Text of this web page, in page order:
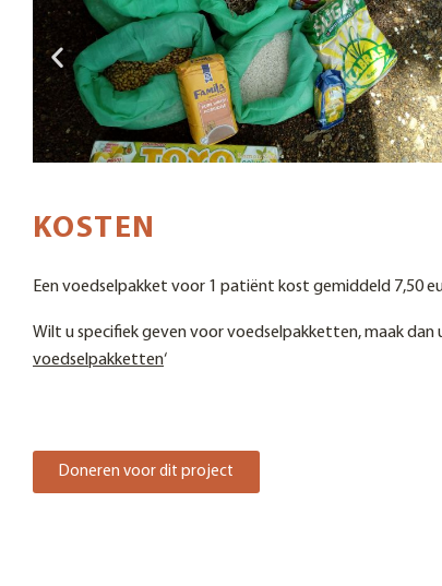
KOSTEN
Een voedselpakket voor 1 patiënt kost gemiddeld 7,50
Wilt u specifiek geven voor voedselpakketten, maak dan
voedselpakketten‘
Doneren voor dit project